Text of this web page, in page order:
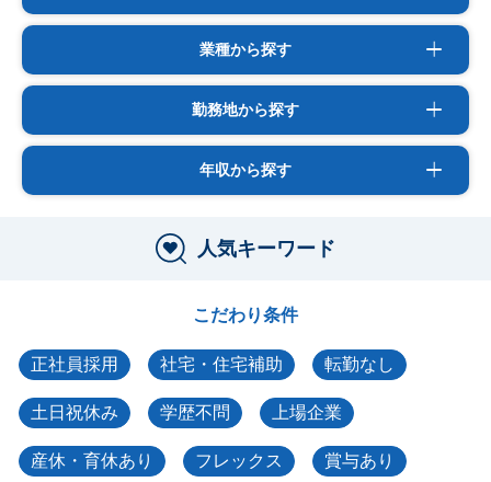
業種から探す
勤務地から探す
年収から探す
人気キーワード
こだわり条件
正社員採用 社宅・住宅補助 転勤なし
土日祝休み 学歴不問 上場企業
産休・育休あり フレックス 賞与あり